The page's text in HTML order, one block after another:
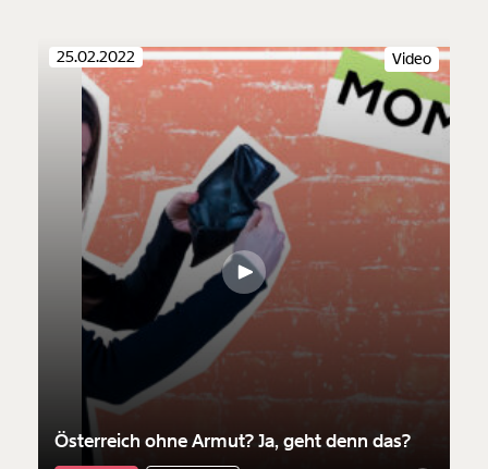
Video
25.02.2022
Österreich ohne Armut? Ja, geht denn das?